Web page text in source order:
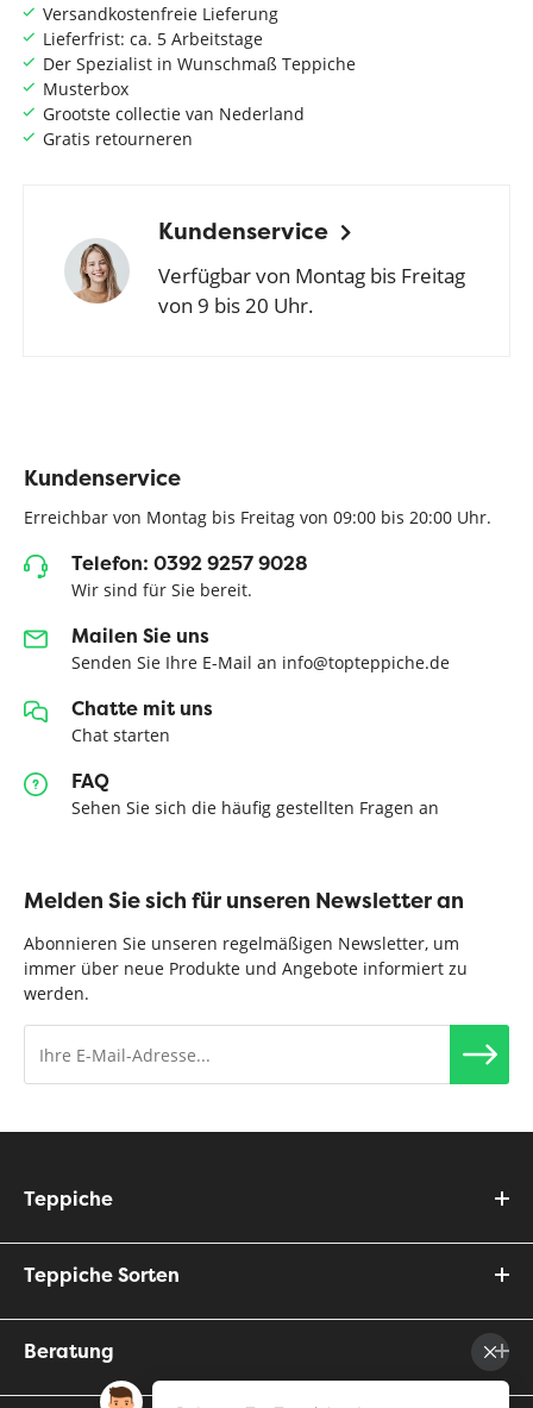
Versandkostenfreie Lieferung
Lieferfrist: ca. 5 Arbeitstage
Der Spezialist in Wunschmaß Teppiche
Musterbox
Grootste collectie van Nederland
Gratis retourneren
Kundenservice
Verfügbar von Montag bis Freitag
von 9 bis 20 Uhr.
Kundenservice
Erreichbar von Montag bis Freitag von 09:00 bis 20:00 Uhr.
Telefon: 0392 9257 9028
Wir sind für Sie bereit.
Mailen Sie uns
Senden Sie Ihre E-Mail an info@topteppiche.de
Chatte mit uns
Chat starten
FAQ
Sehen Sie sich die häufig gestellten Fragen an
Melden Sie sich für unseren Newsletter an
Abonnieren Sie unseren regelmäßigen Newsletter, um
immer über neue Produkte und Angebote informiert zu
werden.
Teppiche
Teppiche Sorten
Beratung